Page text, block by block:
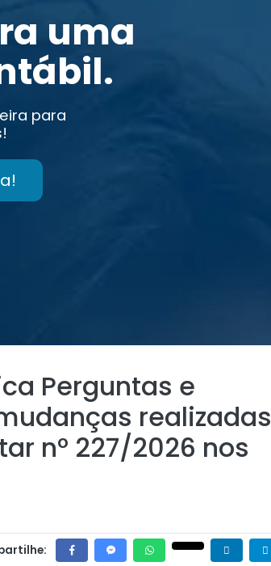
uma
para
Perguntas e
realizadas
nº 227/2026 nos